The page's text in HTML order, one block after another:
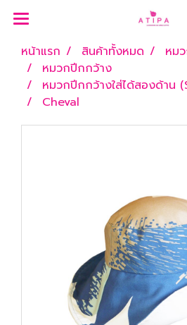
หน้าแรก สินค้าทั้งหมด
หม
หมวกปีกกว้าง
หมวกปีกกว้างใส่ได้สองด้าน
Cheval